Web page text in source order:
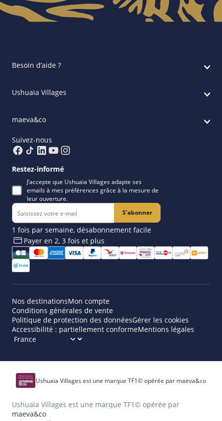
Besoin d’aide ?
Ushuaïa Villages
maeva&co
Suivez-nous
Restez-informé
J’accepte que Ushuaia Villages adapte ses
emails à mes préférences grâce à la mesure de
leur ouverture.
S’abonner
1 fois par semaine, désabonnement facile
Payer en 2, 3 fois et plus​
Nos destinationsMon compte
Conditions générales de vente
Politique de protection des donnéesGérer les cookies
Accessibilité : partiellement conformeMentions légales
Ushuaïa Villages est une marque TF1© opérée par maeva&co
Ushuaïa Villages est une marque TF1© opérée par
maeva&co